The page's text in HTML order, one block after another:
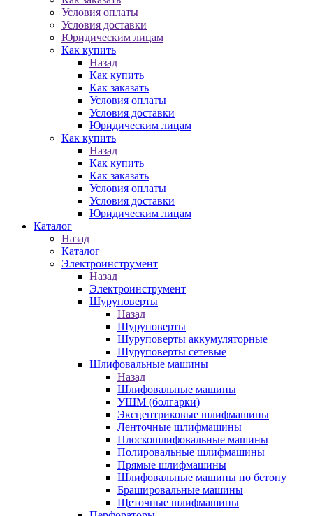
Условия оплаты
Условия доставки
Юридическим лицам
Как купить
Назад
Как купить
Как заказать
Условия оплаты
Условия доставки
Юридическим лицам
Как купить
Назад
Как купить
Как заказать
Условия оплаты
Условия доставки
Юридическим лицам
Каталог
Назад
Каталог
Электроинструмент
Назад
Электроинструмент
Шуруповерты
Назад
Шуруповерты
Шуруповерты аккумуляторные
Шуруповерты сетевые
Шлифовальные машины
Назад
Шлифовальные машины
УШМ (болгарки)
Эксцентриковые шлифмашины
Ленточные шлифмашины
Плоскошлифовальные машины
Полировальные шлифмашины
Прямые шлифмашины
Шлифовальные машины по бетону
Брашировальные машины
Щеточные шлифмашины